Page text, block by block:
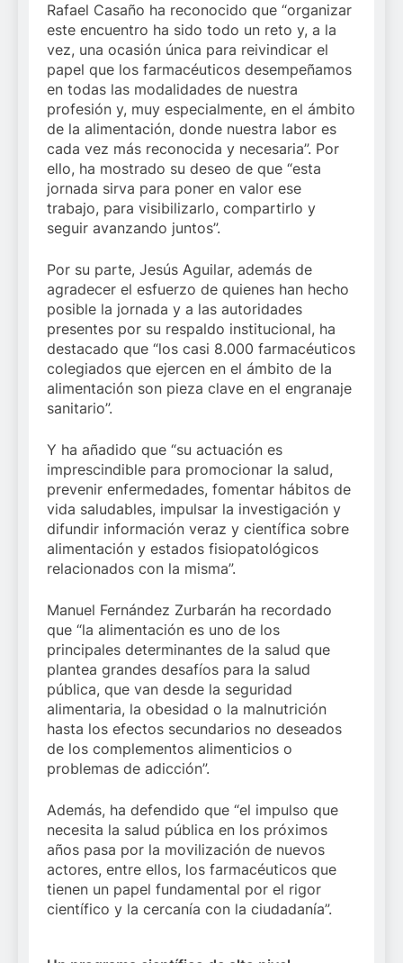
Rafael Casaño ha reconocido que “organizar
este encuentro ha sido todo un reto y, a la
vez, una ocasión única para reivindicar el
papel que los farmacéuticos desempeñamos
en todas las modalidades de nuestra
profesión y, muy especialmente, en el ámbito
de la alimentación, donde nuestra labor es
cada vez más reconocida y necesaria”. Por
ello, ha mostrado su deseo de que “esta
jornada sirva para poner en valor ese
trabajo, para visibilizarlo, compartirlo y
seguir avanzando juntos”.
Por su parte, Jesús Aguilar, además de
agradecer el esfuerzo de quienes han hecho
posible la jornada y a las autoridades
presentes por su respaldo institucional, ha
destacado que “los casi 8.000 farmacéuticos
colegiados que ejercen en el ámbito de la
alimentación son pieza clave en el engranaje
sanitario”.
Y ha añadido que “su actuación es
imprescindible para promocionar la salud,
prevenir enfermedades, fomentar hábitos de
vida saludables, impulsar la investigación y
difundir información veraz y científica sobre
alimentación y estados fisiopatológicos
relacionados con la misma”.
Manuel Fernández Zurbarán ha recordado
que “la alimentación es uno de los
principales determinantes de la salud que
plantea grandes desafíos para la salud
pública, que van desde la seguridad
alimentaria, la obesidad o la malnutrición
hasta los efectos secundarios no deseados
de los complementos alimenticios o
problemas de adicción”.
Además, ha defendido que “el impulso que
necesita la salud pública en los próximos
años pasa por la movilización de nuevos
actores, entre ellos, los farmacéuticos que
tienen un papel fundamental por el rigor
científico y la cercanía con la ciudadanía”.